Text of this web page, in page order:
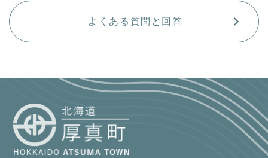
よくある質問と回答